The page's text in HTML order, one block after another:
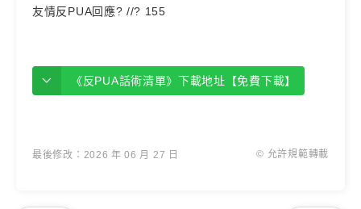
友情反PUA回應? //? 155
《反PUA話術清單》下載地址【免費下載】
最後修改：2026 年 06 月 27 日 © 允許規範轉載